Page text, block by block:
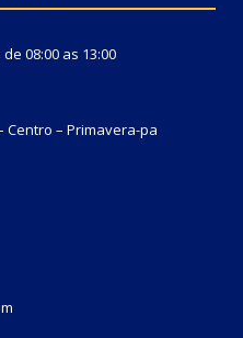
08:00 as 13:00
Centro – Primavera-pa